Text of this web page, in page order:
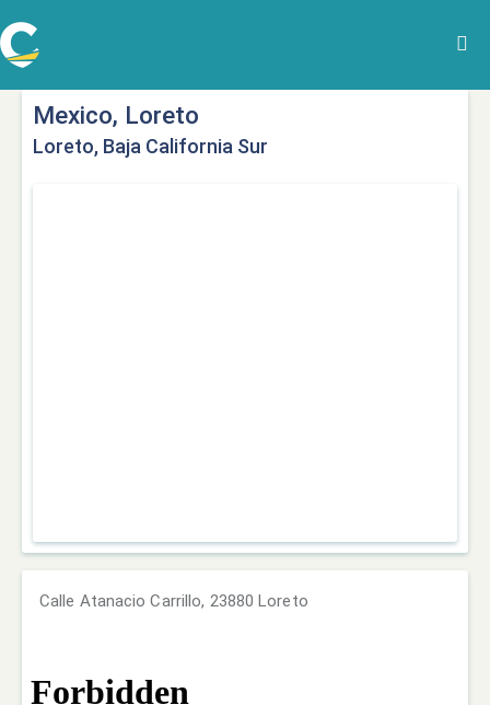
Mexico, Loreto
Loreto, Baja California Sur
Calle Atanacio Carrillo, 23880 Loreto